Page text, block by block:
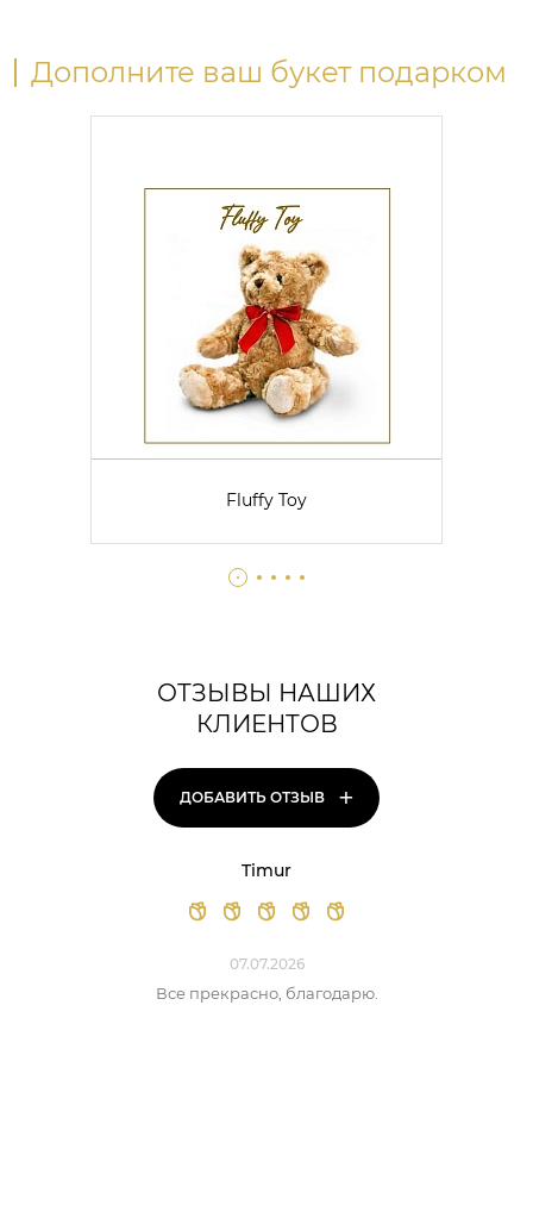
Дополните ваш букет подарком
Fluffy Toy
ОТЗЫВЫ НАШИХ
КЛИЕНТОВ
ДОБАВИТЬ ОТЗЫВ +
Timur
07.07.2026
Все прекрасно, благодарю.